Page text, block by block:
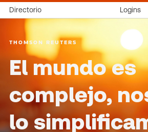
Directorio Logins
THOMSON REUTERS
El mundo es
complejo,
lo